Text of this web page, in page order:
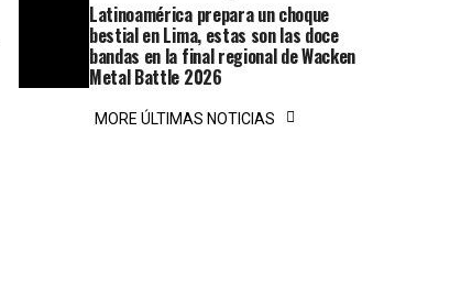
Latinoamérica prepara un choque
bestial en Lima, estas son las doce
bandas en la final regional de Wacken
Metal Battle 2026
MORE ÚLTIMAS NOTICIAS